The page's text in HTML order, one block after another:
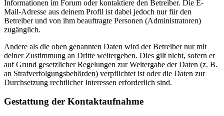
Informationen im Forum oder kontaktiere den Betreiber. Die E-
Mail-Adresse aus deinem Profil ist dabei jedoch nur für den
Betreiber und von ihm beauftragte Personen (Administratoren)
zugänglich.
Andere als die oben genannten Daten wird der Betreiber nur mit
deiner Zustimmung an Dritte weitergeben. Dies gilt nicht, sofern er
auf Grund gesetzlicher Regelungen zur Weitergabe der Daten (z. B.
an Strafverfolgungsbehörden) verpflichtet ist oder die Daten zur
Durchsetzung rechtlicher Interessen erforderlich sind.
Gestattung der Kontaktaufnahme